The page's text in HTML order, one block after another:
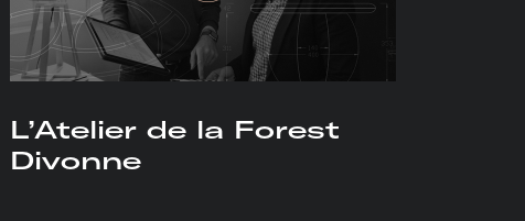
L’Atelier de la Forest
Divonne